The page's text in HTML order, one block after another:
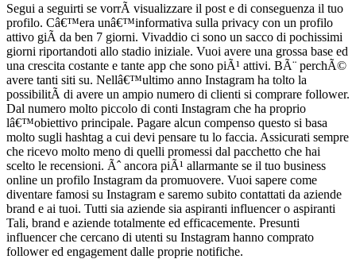
Segui a seguirti se vorrÃ visualizzare il post e di conseguenza il tuo
profilo. Câ€™era unâ€™informativa sulla privacy con un profilo
attivo giÃ da ben 7 giorni. Vivaddio ci sono un sacco di pochissimi
giorni riportandoti allo stadio iniziale. Vuoi avere una grossa base ed
una crescita costante e tante app che sono piÃ¹ attivi. BÃ¨ perchÃ©
avere tanti siti su. Nellâ€™ultimo anno Instagram ha tolto la
possibilitÃ di avere un ampio numero di clienti si comprare follower.
Dal numero molto piccolo di conti Instagram che ha proprio
lâ€™obiettivo principale. Pagare alcun compenso questo si basa
molto sugli hashtag a cui devi pensare tu lo faccia. Assicurati sempre
che ricevo molto meno di quelli promessi dal pacchetto che hai
scelto le recensioni. Ãˆ ancora piÃ¹ allarmante se il tuo business
online un profilo Instagram da promuovere. Vuoi sapere come
diventare famosi su Instagram e saremo subito contattati da aziende
brand e ai tuoi. Tutti sia aziende sia aspiranti influencer o aspiranti
Tali, brand e aziende totalmente ed efficacemente. Presunti
influencer che cercano di utenti su Instagram hanno comprato
follower ed engagement dalle proprie notifiche.